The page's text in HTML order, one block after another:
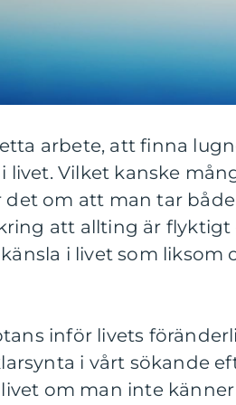
arbete, att finna
livet. Vilket kanske
det om att man tar
att allting är flyktigt
i livet som liksom
inför livets
i vårt sökande
om man inte